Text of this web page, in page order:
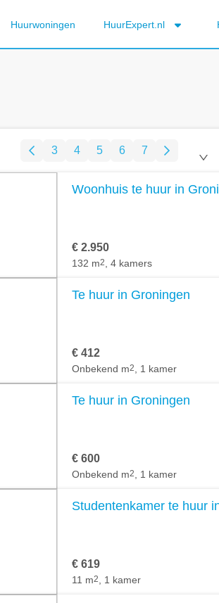
Huurwoningen HuurExpert.nl
3 4 5 6 7
Woonhuis te huur in
€ 2.950
132 m2 , 4 kamers
Te huur in Groningen
€ 412
Onbekend m2 , 1 kamer
Te huur in Groningen
€ 600
Onbekend m2 , 1 kamer
Studentenkamer te huur
€ 619
11 m2 , 1 kamer